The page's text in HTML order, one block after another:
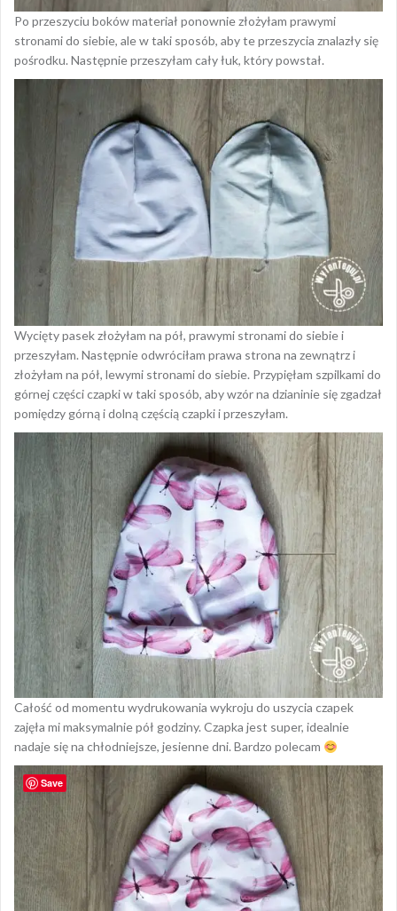
Po przeszyciu boków materiał ponownie złożyłam prawymi
stronami do siebie, ale w taki sposób, aby te przeszycia znalazły się
pośrodku. Następnie przeszyłam cały łuk, który powstał.
Wycięty pasek złożyłam na pół, prawymi stronami do siebie i
przeszyłam. Następnie odwróciłam prawa strona na zewnątrz i
złożyłam na pół, lewymi stronami do siebie. Przypięłam szpilkami do
górnej części czapki w taki sposób, aby wzór na dzianinie się zgadzał
pomiędzy górną i dolną częścią czapki i przeszyłam.
Całość od momentu wydrukowania wykroju do uszycia czapek
zajęła mi maksymalnie pół godziny. Czapka jest super, idealnie
nadaje się na chłodniejsze, jesienne dni. Bardzo polecam
Save